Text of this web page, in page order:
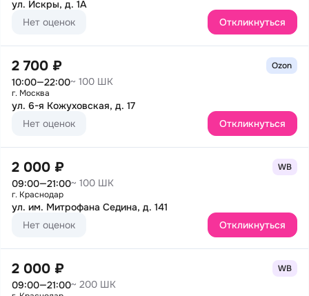
ул. Искры, д. 1А
Нет оценок
Откликнуться
2 700 ₽
10:00—22:00~ 100 ШК
Ozon
г. Москва
ул. 6-я Кожуховская, д. 17
Нет оценок
Откликнуться
2 000 ₽
09:00—21:00~ 100 ШК
WB
г. Краснодар
ул. им. Митрофана Седина, д. 141
Нет оценок
Откликнуться
2 000 ₽
09:00—21:00~ 200 ШК
WB